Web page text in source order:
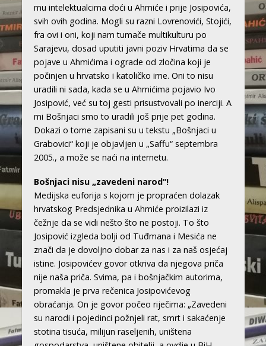
mu intelektualcima doći u Ahmiće i prije Josipovića,
svih ovih godina. Mogli su razni Lovrenovići, Stojići,
fra ovi i oni, koji nam tumače multikulturu po
Sarajevu, dosad uputiti javni poziv Hrvatima da se
pojave u Ahmićima i ograde od zločina koji je
počinjen u hrvatsko i katoličko ime. Oni to nisu
uradili ni sada, kada se u Ahmićima pojavio Ivo
Josipović, već su toj gesti prisustvovali po inerciji. A
mi Bošnjaci smo to uradili još prije pet godina.
Dokazi o tome zapisani su u tekstu „Bošnjaci u
Grabovici“ koji je objavljen u „Saffu“ septembra
2005., a može se naći na internetu.
Bošnjaci nisu „zavedeni narod“!
Medijska euforija s kojom je propraćen dolazak
hrvatskog Predsjednika u Ahmiće proizilazi iz
čežnje da se vidi nešto što ne postoji. To što
Josipović izgleda bolji od Tuđmana i Mesića ne
znači da je dovoljno dobar za nas i za naš osjećaj
istine. Josipovićev govor otkriva da njegova priča
nije naša priča. Svima, pa i bošnjačkim autorima,
promakla je prva rečenica Josipovićevog
obraćanja. On je govor počeo riječima: „Zavedeni
su narodi i pojedinci požnjeli rat, smrt i sakaćenje
stotina tisuća, milijun raseljenih, uništena